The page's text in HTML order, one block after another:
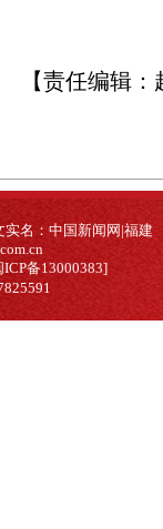
【责任编辑：
实名：中国新闻网|福建
备13000383]